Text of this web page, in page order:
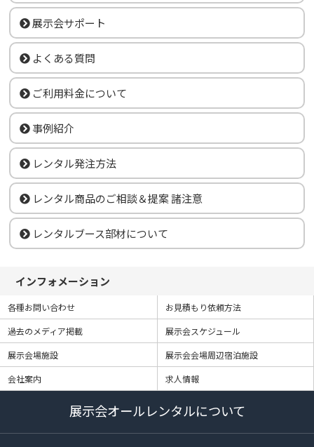
展示会サポート
よくある質問
ご利用料金について
事例紹介
レンタル発注方法
レンタル商品のご相談＆提案 諸注意
レンタルブース部材について
インフォメーション
各種お問い合わせ
お見積もり依頼方法
過去のメディア掲載
展示会スケジュール
展示会場施設
展示会会場周辺宿泊施設
会社案内
求人情報
展示会オールレンタルについて